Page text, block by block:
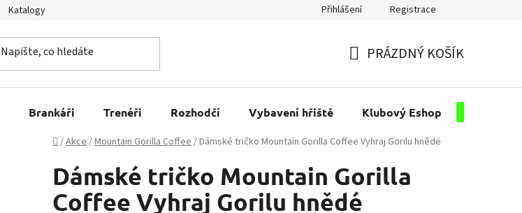
Katalogy Přihlášení Registrace
KOŠÍK
PRÁZDNÝ KOŠÍK
Brankáři Trenéři Rozhodčí Vybavení hřiště Klubový Eshop
Domů
/Akce/Mountain Gorilla Coffee/Dámské tričko Mountain Gorilla Coffee Vyhraj Gorilu hnědé
Dámské tričko Mountain Gorilla
Coffee Vyhraj Gorilu hnědé